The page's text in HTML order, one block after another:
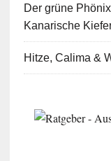
Der grüne
Kanarische
Hitze, Calima &